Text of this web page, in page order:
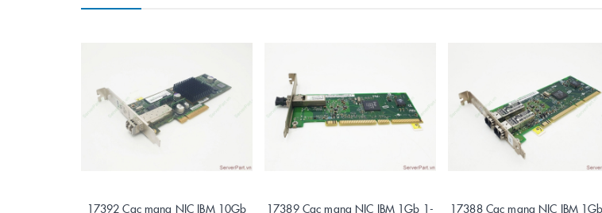
17392 Cạc mạng NIC IBM 10Gb
17389 Cạc mạng NIC IBM 1Gb 1-
17388 Cạc mạng NIC IBM